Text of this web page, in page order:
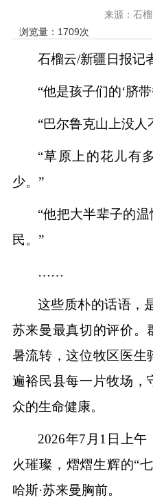
来源：石
浏览量： 1709次
石榴云/新疆日报记
“他是孩子们的‘脐
“巴尔鲁克山上没人
“草原上的花儿有
少。”
“他把大半辈子的
民。”
……
这些质朴的话语，
苏来曼最真切的评价。
暑流转，这位牧区医生
遍裕民县每一片牧场，
众的生命健康。
2026年7月1日上
火璀璨，熠熠生辉的“
哈斯·苏来曼胸前。